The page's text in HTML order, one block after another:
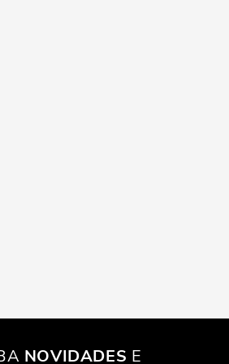
NOVIDADES E